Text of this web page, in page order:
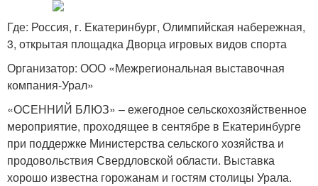
Где: Россия, г. Екатеринбург, Олимпийская набережная,
3, открытая площадка Дворца игровых видов спорта
Организатор: ООО «Межрегиональная выставочная
компания-Урал»
«ОСЕННИЙ БЛЮЗ» – ежегодное сельскохозяйственное
мероприятие, проходящее в сентябре в Екатеринбурге
при поддержке Министерства сельского хозяйства и
продовольствия Свердловской области. Выставка
хорошо известна горожанам и гостям столицы Урала.